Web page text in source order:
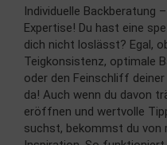
Individuelle Backberatung
Expertise! Du hast eine
dich nicht loslässt? Egal,
Teigkonsistenz, optimale
oder den Feinschliff
da! Auch wenn du davon
eröffnen und wertvolle
suchst, bekommst du von